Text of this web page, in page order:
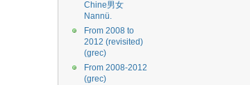
Chine男女
Nannü.
From 2008 to
2012 (revisited)
(grec)
From 2008-2012
(grec)